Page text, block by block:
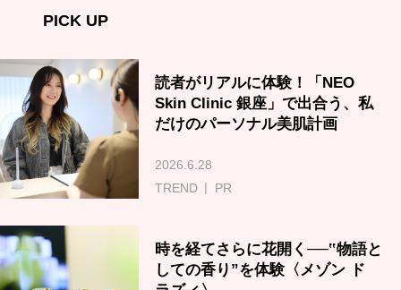
PICK UP
読者がリアルに体験！「NEO
Skin Clinic 銀座」で出合う、私
だけのパーソナル美肌計画
2026.6.28
TREND
PR
時を経てさらに花開く──‟物語と
しての香り”を体験〈メゾン ド